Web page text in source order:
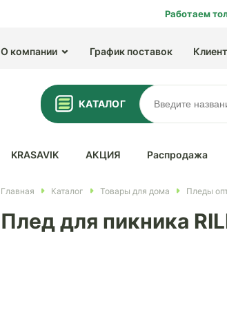
Работаем
О компании График поставок
КАТАЛОГ
KRASAVIK АКЦИЯ Распродажа
Главная Каталог Товары для дома Пледы
Плед для пикника